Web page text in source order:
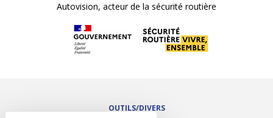
Autovision, acteur de la sécurité routière
OUTILS/DIVERS